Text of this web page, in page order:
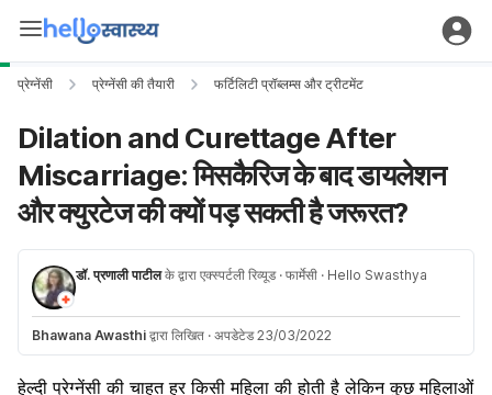
प्रेग्नेंसी प्रेग्नेंसी की तैयारी फर्टिलिटी प्रॉब्लम्स और ट्रीटमेंट
Dilation and Curettage After
Miscarriage: मिसकैरिज के बाद डायलेशन
और क्युरटेज की क्यों पड़ सकती है जरूरत?
डॉ. प्रणाली पाटीलके द्वारा एक्स्पर्टली रिव्यूड · फार्मेसी · Hello Swasthya
Bhawana Awasthi द्वारा लिखित · अपडेटेड 23/03/2022
हेल्दी प्रेग्नेंसी की चाहत हर किसी महिला की होती है लेकिन कुछ महिलाओं